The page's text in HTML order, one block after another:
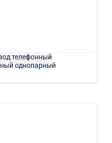
телефонный
однопарный